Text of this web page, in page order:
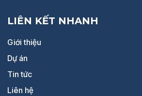
LIÊN KẾT NHANH
Giới thiệu
Dự án
Tin tức
Liên hệ